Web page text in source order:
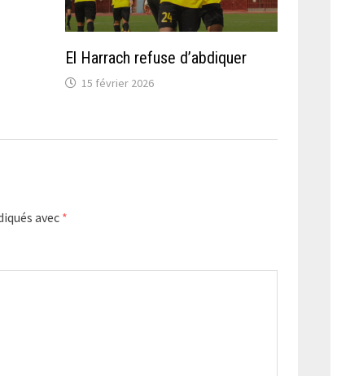
El Harrach refuse d’abdiquer
15 février 2026
avec*